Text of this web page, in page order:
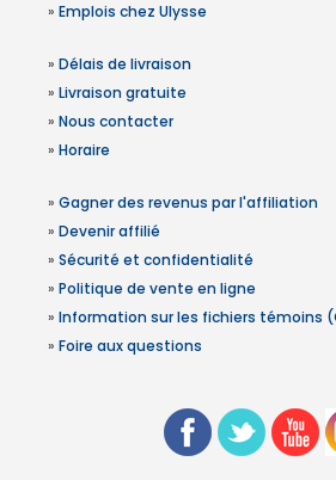
» Emplois chez Ulysse
» Délais de livraison
» Livraison gratuite
» Nous contacter
» Horaire
» Gagner des revenus par l'affiliation
» Devenir affilié
» Sécurité et confidentialité
» Politique de vente en ligne
» Information sur les fichiers témoins
» Foire aux questions